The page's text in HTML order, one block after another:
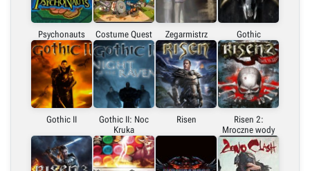
Psychonauts Costume Quest Zegarmistrz Gothic
Gothic II
Gothic II: Noc
Kruka
Risen
Risen 2:
Mroczne wody